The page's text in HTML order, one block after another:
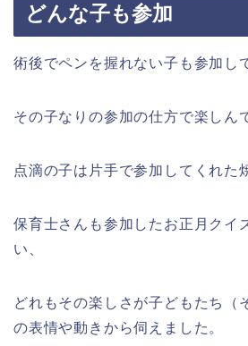
どんな子も参加
術後でペンを握れない子も参加し
その子なりの参加の仕方で楽しん
点滴の子は片手で参加してくれた
保育士さんも参加したお正月クイ
い、
どれもその楽しさが子どもたち（
の表情や動きから伺えました。